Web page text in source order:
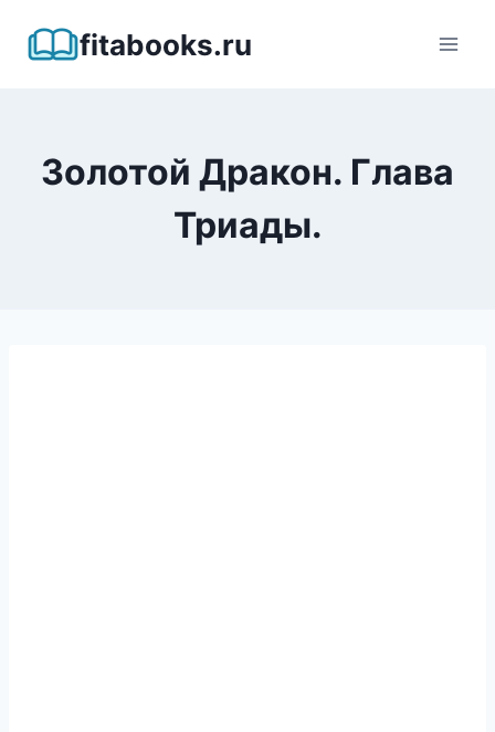
fitabooks.ru
Золотой Дракон. Глава
Триады.